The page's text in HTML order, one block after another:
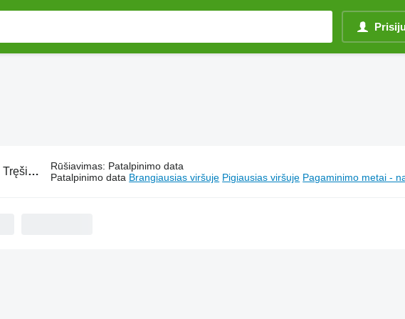
Tręšimo technika XAG Rūšiavimas: Patalpinimo data
Patalpinimo data Brangiausias viršuje Pigiausias viršuje Pagaminimo metai -